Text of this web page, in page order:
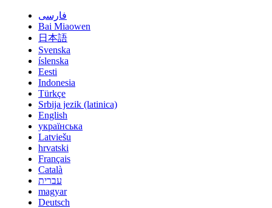
فارسی
Bai Miaowen
日本語
Svenska
íslenska
Eesti
Indonesia
Türkçe
Srbija jezik (latinica)
English
українська
Latviešu
hrvatski
Français
Català
עברית
magyar
Deutsch